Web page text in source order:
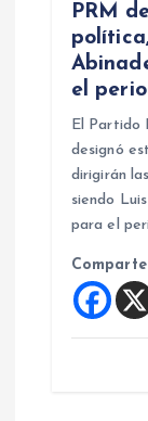
PRM
el
El Partido
designó
dirigirán
siendo
para el